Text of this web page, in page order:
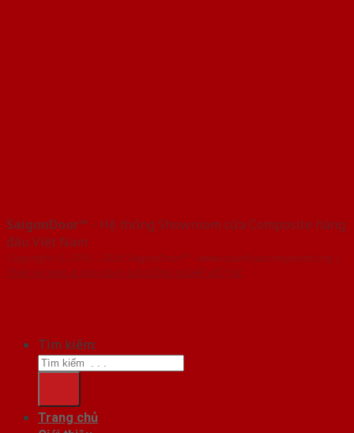
SaigonDoor™ - Hệ thống Showroom cửa Composite hàng
đầu Việt Nam
Copyright ⓒ 2016 – 2026 SaigonDoor™ - www.cuanhuacomposite.org |
Thiết kế Web & Vận hành bởi CÔNG NGHỆ VIỆT JSC
Tìm kiếm:
Trang chủ